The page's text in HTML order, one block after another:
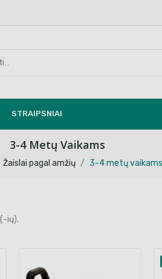
STRAIPSNIAI
3-4 Metų Vaikams
Žaislai pagal amžių 3-4 metų vaikams
ių).